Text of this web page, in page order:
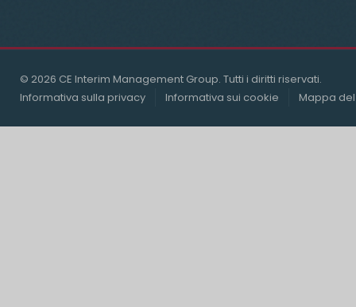
© 2026 CE Interim Management Group. Tutti i diritti riservati.
Informativa sulla privacy
Informativa sui cookie Mappa